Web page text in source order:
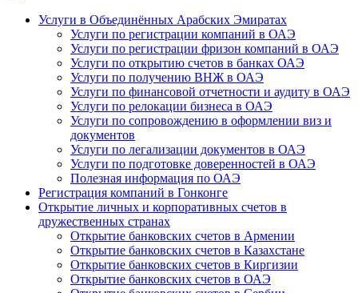
Услуги в Объединённых Арабских Эмиратах
Услуги по регистрации компаний в ОАЭ
Услуги по регистрации фризон компаний в ОАЭ
Услуги по открытию счетов в банках ОАЭ
Услуги по получению ВНЖ в ОАЭ
Услуги по финансовой отчетности и аудиту в ОАЭ
Услуги по релокации бизнеса в ОАЭ
Услуги по сопровождению в оформлении виз и
документов
Услуги по легализации документов в ОАЭ
Услуги по подготовке доверенностей в ОАЭ
Полезная информация по ОАЭ
Регистрация компаний в Гонконге
Открытие личных и корпоративных счетов в
дружественных странах
Открытие банковских счетов в Армении
Открытие банковских счетов в Казахстане
Открытие банковских счетов в Киргизии
Открытие банковских счетов в ОАЭ